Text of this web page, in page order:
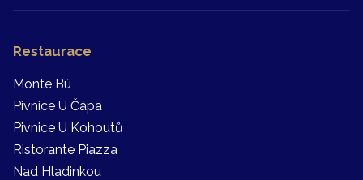
Restaurace
Monte Bú
Pivnice U Čápa
Pivnice U Kohoutů
Ristorante Piazza
Nad Hladinkou